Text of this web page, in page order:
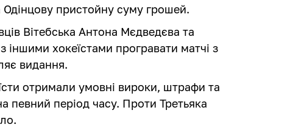
Одінцову пристойну суму грошей.
Вітебська Антона Мєдведєва та
іншими хокеїстами програвати матчі з
видання.
отримали умовні вироки, штрафи та
певний період часу. Проти Третьяка